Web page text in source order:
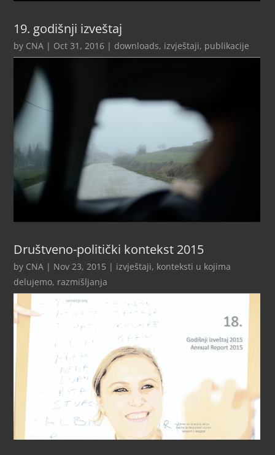
19. godišnji izveštaj
by CNA | Oct 31, 2016 | downloads, izvještaji, publikacije
Društveno-politički kontekst 2015
by CNA | Nov 23, 2015 | izvještaji, konteksti u kojima
delujemo, razmišljanja